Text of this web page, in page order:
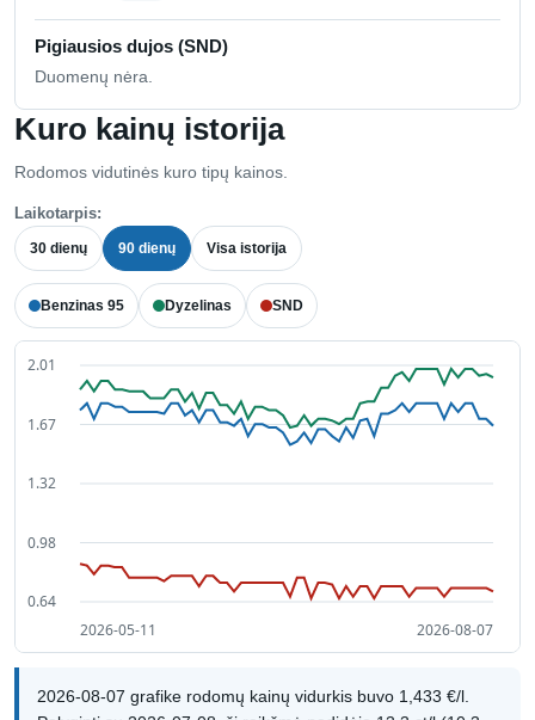
Kuro kainų istorija
Rodomos vidutinės kuro tipų kainos.
Laikotarpis:
30 dienų 90 dienų Visa istorija
Benzinas 95 Dyzelinas SND
2026-08-07 grafike rodomų kainų vidurkis buvo 1,433 €/l.
Pigiausios dujos (SND)
Duomenų nėra.